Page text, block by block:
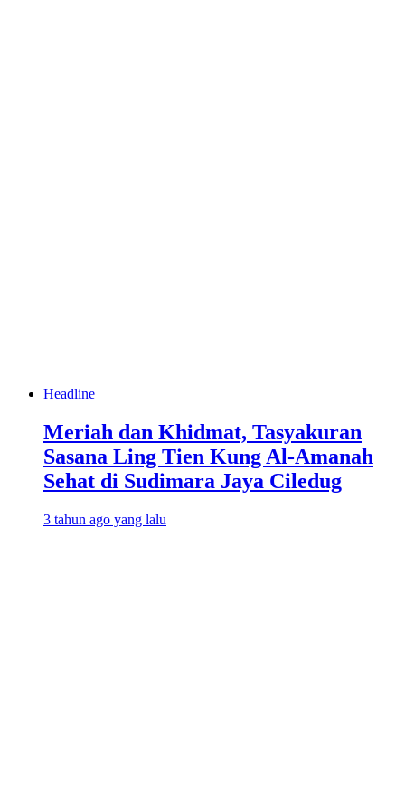
Headline
Meriah dan Khidmat, Tasyakuran
Sasana Ling Tien Kung Al-Amanah
Sehat di Sudimara Jaya Ciledug
3 tahun ago yang lalu